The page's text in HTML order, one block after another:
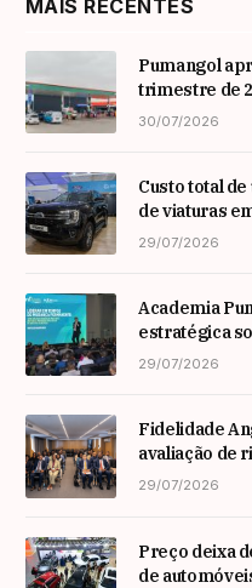
MAIS RECENTES
Pumangol
trimestre de
30/07/2026
Custo total
de viaturas
29/07/2026
Academia
estratégica
especialista
29/07/2026
Fidelidade
avaliação de
29/07/2026
Preço deixa
de